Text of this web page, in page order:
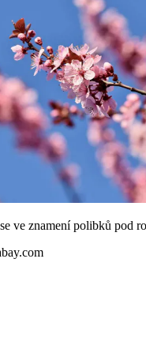
ve znamení polibků pod